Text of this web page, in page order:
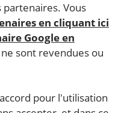
Vous
en cliquant ici
Google en
sont revendues ou
accord pour l'utilisation